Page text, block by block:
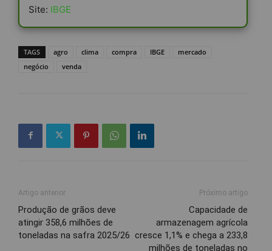
Site: IBGE
TAGS agro clima compra IBGE
mercado
negócio
venda
Artigo anterior
Produção de grãos deve
atingir 358,6 milhões de
toneladas na safra 2025/26
Próximo artigo
Capacidade de
armazenagem agrícola
cresce 1,1% e chega a 233,8
milhões de toneladas no